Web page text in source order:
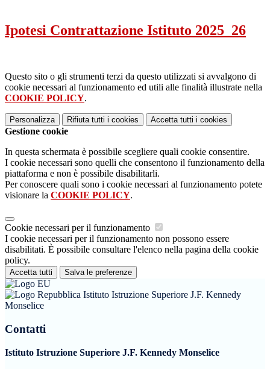
Ipotesi Contrattazione Istituto 2025_26
Questo sito o gli strumenti terzi da questo utilizzati si avvalgono di
cookie necessari al funzionamento ed utili alle finalità illustrate nella
COOKIE POLICY.
Personalizza Rifiuta tutti i cookies Accetta tutti i cookies
Gestione cookie
In questa schermata è possibile scegliere quali cookie consentire.
I cookie necessari sono quelli che consentono il funzionamento della
piattaforma e non è possibile disabilitarli.
Per conoscere quali sono i cookie necessari al funzionamento potete
visionare la COOKIE POLICY.
Cookie necessari per il funzionamento
I cookie necessari per il funzionamento non possono essere
disabilitati. È possibile consultare l'elenco nella pagina della cookie
policy.
Accetta tutti Salva le preferenze
Istituto Istruzione Superiore J.F. Kennedy
Monselice
Contatti
Istituto Istruzione Superiore J.F. Kennedy Monselice